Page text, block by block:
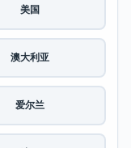
美国
澳大利亚
爱尔兰